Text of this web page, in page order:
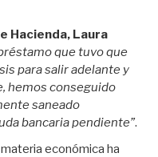
Hacienda, Laura
que tuvo que
para salir adelante y
hemos conseguido
saneado
bancaria pendiente”.
económica ha